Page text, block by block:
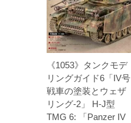
《1053》タンクモデ
リングガイド6「IV号
戦車の塗装とウェザ
リング-2」 H-J型
TMG 6: 「Panzer IV